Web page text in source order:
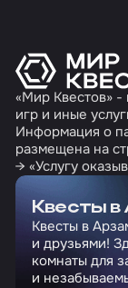
«Мир Квестов»
игр и иные
Информация о
размещена на
→ «Услугу
Квесты в
Квесты в
и друзьями!
комнаты для
и